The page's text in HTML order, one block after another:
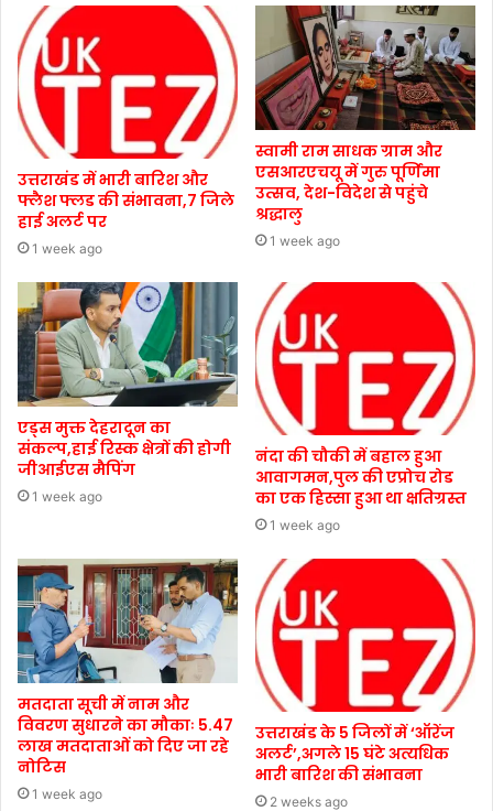
उत्तराखंड में भारी बारिश और
फ्लैश फ्लड की संभावना,7 जिले
हाई अलर्ट पर
1 week ago
स्वामी राम साधक ग्राम और
एसआरएचयू में गुरु पूर्णिमा
उत्सव, देश-विदेश से पहुंचे
श्रद्धालु
1 week ago
एड्स मुक्त देहरादून का
संकल्प,हाई रिस्क क्षेत्रों की होगी
जीआईएस मैपिंग
1 week ago
नंदा की चौकी में बहाल हुआ
आवागमन,पुल की एप्रोच रोड
का एक हिस्सा हुआ था क्षतिग्रस्त
1 week ago
मतदाता सूची में नाम और
विवरण सुधारने का मौकाः 5.47
लाख मतदाताओं को दिए जा रहे
नोटिस
1 week ago
उत्तराखंड के 5 जिलों में ‘ऑरेंज
अलर्ट’,अगले 15 घंटे अत्यधिक
भारी बारिश की संभावना
2 weeks ago